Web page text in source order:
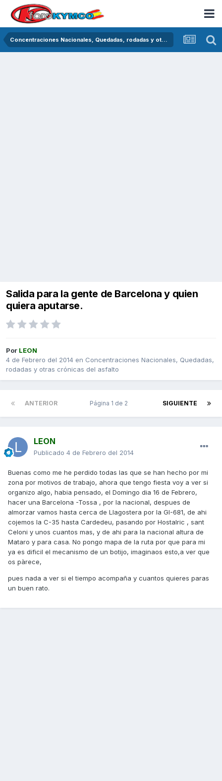
Concentraciones Nacionales, Quedadas, rodadas y otras crónicas del asfalto
Salida para la gente de Barcelona y quien
quiera aputarse.
Por LEON
4 de Febrero del 2014 en Concentraciones Nacionales, Quedadas,
rodadas y otras crónicas del asfalto
ANTERIOR SIGUIENTE
Página 1 de 2
LEON
Publicado 4 de Febrero del 2014
Buenas como me he perdido todas las que se han hecho por mi
zona por motivos de trabajo, ahora que tengo fiesta voy a ver si
organizo algo, habia pensado, el Domingo dia 16 de Febrero,
hacer una Barcelona -Tossa , por la nacional, despues de
almorzar vamos hasta cerca de Llagostera por la GI-681, de ahi
cojemos la C-35 hasta Cardedeu, pasando por Hostalric , sant
Celoni y unos cuantos mas, y de ahi para la nacional altura de
Mataro y para casa. No pongo mapa de la ruta por que para mi
ya es dificil el mecanismo de un botijo, imaginaos esto,a ver que
os pàrece,
pues nada a ver si el tiempo acompaña y cuantos quieres paras
un buen rato.